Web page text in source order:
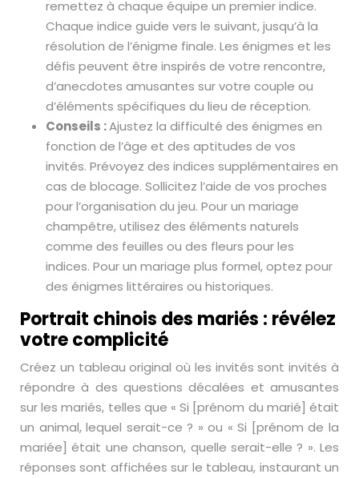
remettez à chaque équipe un premier indice.
Chaque indice guide vers le suivant, jusqu’à la
résolution de l’énigme finale. Les énigmes et les
défis peuvent être inspirés de votre rencontre,
d’anecdotes amusantes sur votre couple ou
d’éléments spécifiques du lieu de réception.
Conseils :Ajustez la difficulté des énigmes en
fonction de l’âge et des aptitudes de vos
invités. Prévoyez des indices supplémentaires en
cas de blocage. Sollicitez l’aide de vos proches
pour l’organisation du jeu. Pour un mariage
champêtre, utilisez des éléments naturels
comme des feuilles ou des fleurs pour les
indices. Pour un mariage plus formel, optez pour
des énigmes littéraires ou historiques.
Portrait chinois des mariés : révélez
votre complicité
Créez un tableau original où les invités sont invités à
répondre à des questions décalées et amusantes
sur les mariés, telles que « Si [prénom du marié] était
un animal, lequel serait-ce ? » ou « Si [prénom de la
mariée] était une chanson, quelle serait-elle ? ». Les
réponses sont affichées sur le tableau, instaurant un